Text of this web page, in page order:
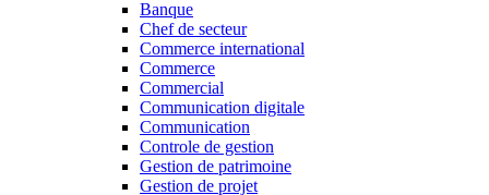
Banque
Chef de secteur
Commerce international
Commerce
Commercial
Communication digitale
Communication
Controle de gestion
Gestion de patrimoine
Gestion de projet